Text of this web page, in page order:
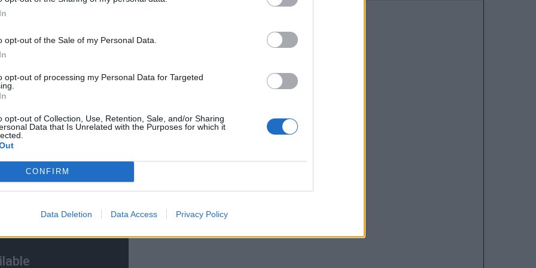
opt-out of the Sale of my Personal Data.
opt-out of processing my Personal Data for Targeted
opt-out of Collection, Use, Retention, Sale, and/or Sharing
Data that Is Unrelated with the Purposes for which it
CONFIRM
Data Deletion Data Access Privacy Policy
la vittoria con la celebre esultanza marchio di fabbrica
è
non era in campo. Allora per non rinunciare al jump and
che ha assecondato il giocatore. Troppo forte per lui il
chiesto la maglia a
spalti. Questa l’incredibile avventura di un supporter
di ogni tifoso.